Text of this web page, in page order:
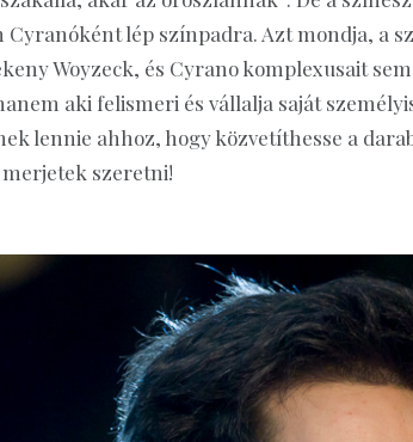
Cyranóként lép színpadra. Azt mondja, a
Woyzeck, és Cyrano komplexusait
aki felismeri és vállalja saját
lennie ahhoz, hogy közvetíthesse a
szeretni!